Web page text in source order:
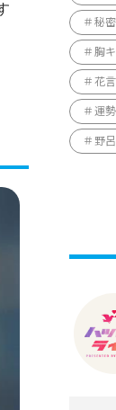
秘
胸
花
運勢
野